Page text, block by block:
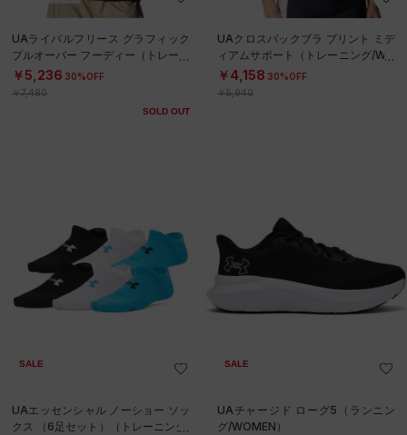
UAライバルフリース グラフィック
プルオーバー フーディー（トレーニ
ング/WOMEN）
￥5,236 30%OFF
￥7,480
SOLD OUT
UAクロスバックブラ プリント ミデ
ィアムサポート（トレーニング/WO
MEN）
￥4,158 30%OFF
￥5,940
SALE
UAエッセンシャル ノーショー ソッ
クス （6足セット）（トレーニング/
SALE
UAチャージド ローグ5（ランニン
グ/WOMEN）